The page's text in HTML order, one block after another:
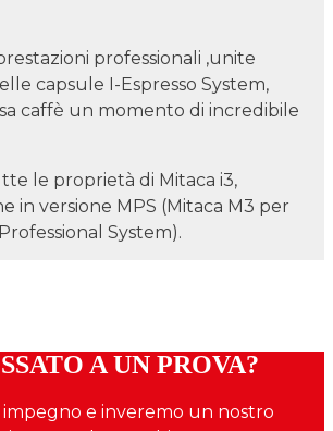
professionali ,unite
capsule I-Espresso System,
caffè un momento di incredibile
le proprietà di Mitaca i3,
in versione MPS (Mitaca M3 per
System).
A UN PROVA?
e inveremo un nostro